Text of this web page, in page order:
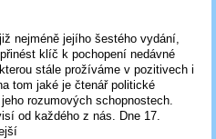
nejméně jejího šestého vydání,
klíč k pochopení nedávné
stále prožíváme v pozitivech i
tom jaké je čtenář politické
rozumových schopnostech.
od každého z nás. Dne 17.